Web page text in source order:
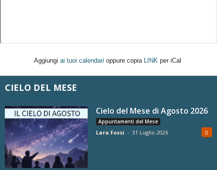
Aggiungi ai tuoi calendari oppure copia LINK per iCal
CIELO DEL MESE
Cielo del Mese di Agosto 2026
Appuntamenti del Mese
Lara Fossi - 31 Luglio 2026 0